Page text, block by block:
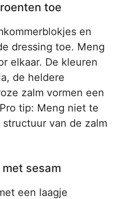
toe
en
dressing toe. Meng
elkaar. De kleuren
de heldere
zalm vormen een
tip: Meng niet te
van de zalm
sesam
een laagje